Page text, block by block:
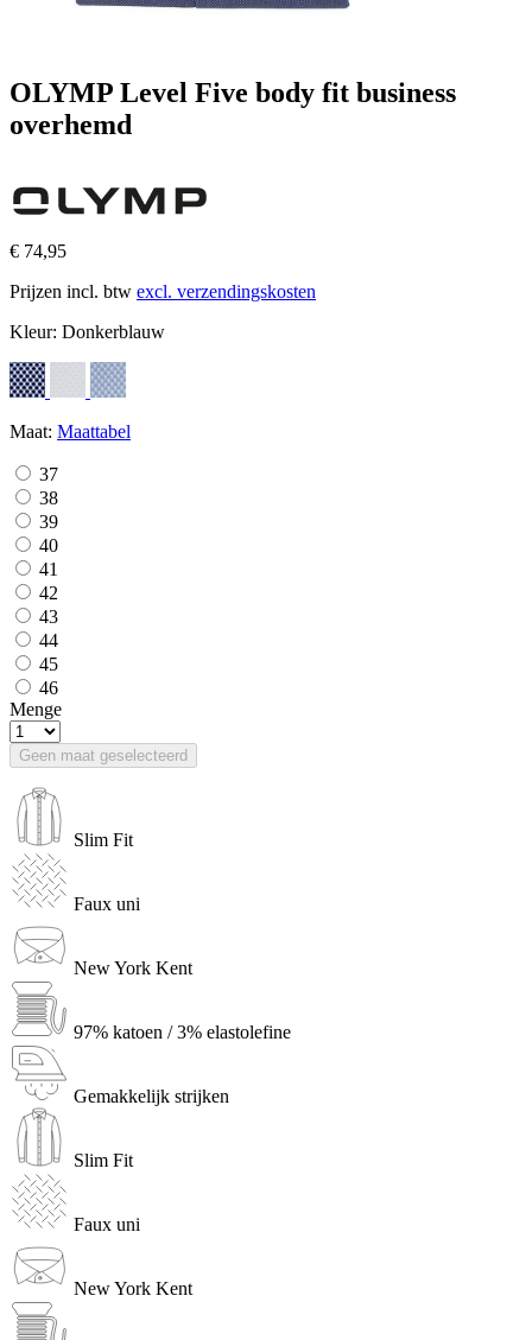
OLYMP Level Five body fit business
overhemd
€ 74,95
Prijzen incl. btw excl. verzendingskosten
Kleur: Donkerblauw
Maat: Maattabel
37
38
39
40
41
42
43
44
45
46
Menge
Geen maat geselecteerd
Slim Fit
Faux uni
New York Kent
97% katoen / 3% elastolefine
Gemakkelijk strijken
Slim Fit
Faux uni
New York Kent